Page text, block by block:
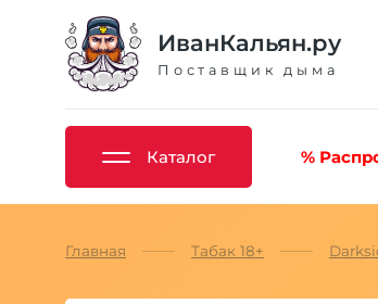
ИванКальян.ру
Поставщик дыма
Каталог %
Главная Табак 18+